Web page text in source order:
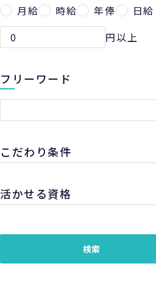
月給 時給 年俸
日給
円以上
フリーワード
こだわり条件
活かせる資格